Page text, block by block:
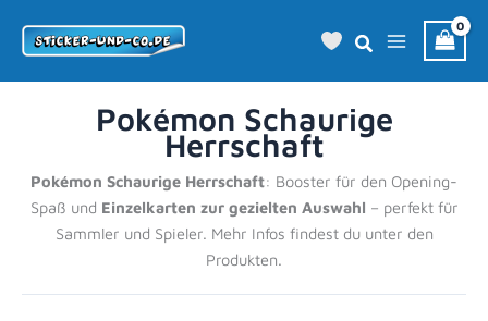
Inhalt
Pokémon Schaurige
Herrschaft
Pokémon Schaurige Herrschaft: Booster für den Opening-
Spaß und Einzelkarten zur gezielten Auswahl – perfekt für
Sammler und Spieler. Mehr Infos findest du unter den
Produkten.